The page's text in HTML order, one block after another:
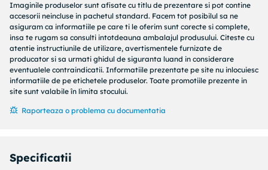
<p>El vine cu folie dubla de protective, pe care, va
recomandam sa o desfaceti dupa montarea lui pentru un
finisaj de exceptie si pentru a nu fi zgariata suprafata lui.
</p>
<p>Avantajul acestui profil, sunt capetele tesite ce asigura
tranzitia spre suprafata peretelui.</p>
Imaginile produselor sunt afisate cu titlu de prezentare si pot contine
accesorii neincluse in pachetul standard. Facem tot posibilul sa ne
asiguram ca informatiile pe care ti le oferim sunt corecte si complete,
insa te rugam sa consulti intotdeauna ambalajul produsului. Citeste cu
atentie instructiunile de utilizare, avertismentele furnizate de
producator si sa urmati ghidul de siguranta luand in considerare
eventualele contraindicatii. Informatiile prezentate pe site nu inlocuiesc
informatiile de pe etichetele produselor. Toate promotiile prezente in
site sunt valabile în limita stocului.
Raporteaza o problema cu documentatia
Specificatii